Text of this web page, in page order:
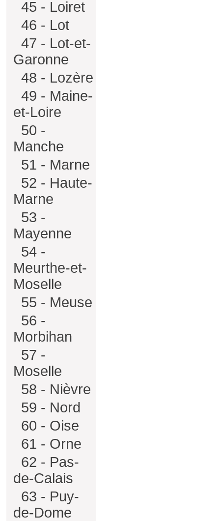
45 - Loiret
46 - Lot
47 - Lot-et-
Garonne
48 - Lozère
49 - Maine-
et-Loire
50 -
Manche
51 - Marne
52 - Haute-
Marne
53 -
Mayenne
54 -
Meurthe-et-
Moselle
55 - Meuse
56 -
Morbihan
57 -
Moselle
58 - Nièvre
59 - Nord
60 - Oise
61 - Orne
62 - Pas-
de-Calais
63 - Puy-
de-Dome